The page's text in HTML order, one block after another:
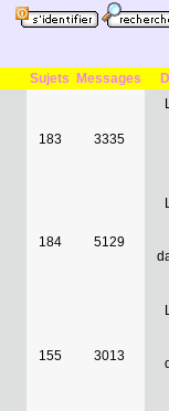
Sujets Messages
183 3335
184 5129
155 3013